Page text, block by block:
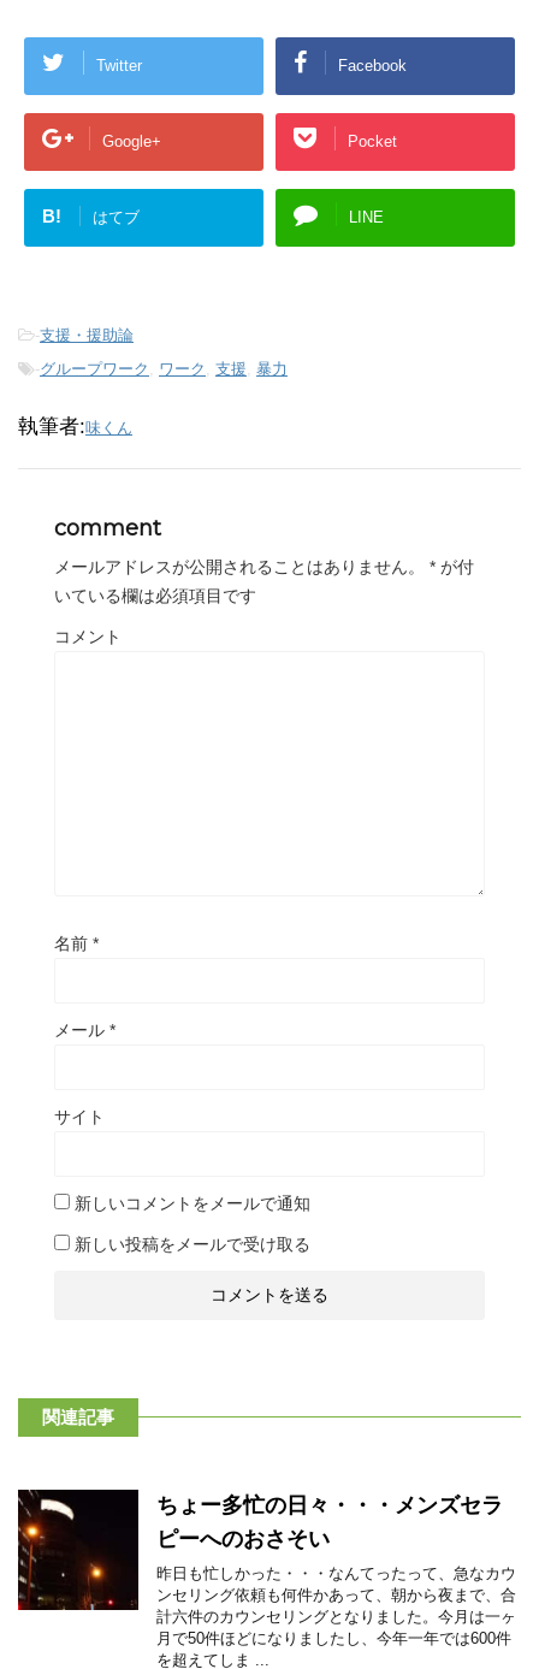
Twitter Facebook
Google+ Pocket
B! はてブ LINE
-支援・援助論
-グループワーク ワーク 支援 暴力
執筆者:味くん
comment
メールアドレスが公開されることはありません。 * が付
いている欄は必須項目です
コメント
名前 *
メール *
サイト
新しいコメントをメールで通知
新しい投稿をメールで受け取る
関連記事
ちょー多忙の日々・・・メンズセラ
ピーへのおさそい
昨日も忙しかった・・・なんてったって、急なカウ
ンセリング依頼も何件かあって、朝から夜まで、合
計六件のカウンセリングとなりました。今月は一ヶ
月で50件ほどになりましたし、今年一年では600件
を超えてしま ...